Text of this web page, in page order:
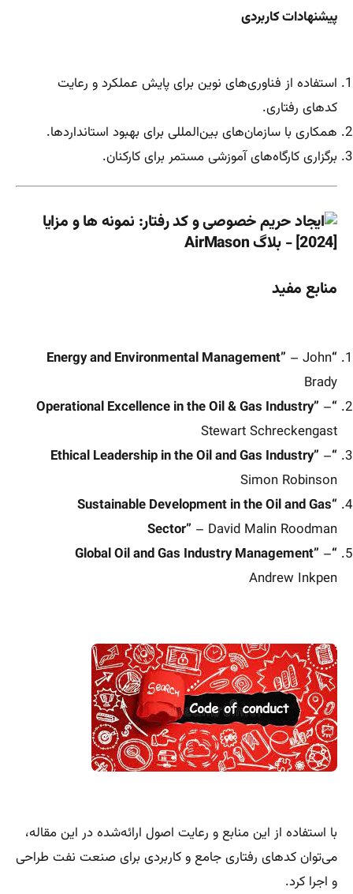
پیشنهادات کاربردی
استفاده از فناوری‌های نوین برای پایش عملکرد و رعایت
کدهای رفتاری.
همکاری با سازمان‌های بین‌المللی برای بهبود استانداردها.
برگزاری کارگاه‌های آموزشی مستمر برای کارکنان.
منابع مفید
“Energy and Environmental Management”
– John
Brady
“Operational Excellence in the Oil & Gas Industry”
–
Stewart Schreckengast
“Ethical Leadership in the Oil and Gas Industry”
–
Simon Robinson
“Sustainable Development in the Oil and Gas
Sector” – David Malin Roodman
“Global Oil and Gas Industry Management”
–
Andrew Inkpen
با استفاده از این منابع و رعایت اصول ارائه‌شده در این مقاله،
می‌توان کدهای رفتاری جامع و کاربردی برای صنعت نفت طراحی
و اجرا کرد.